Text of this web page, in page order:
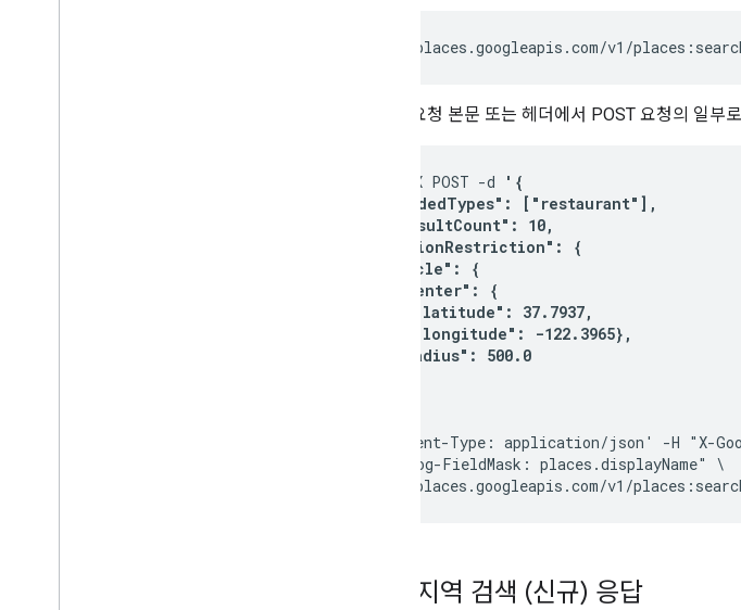
https://places.googleapis.com/v1/
JSON 요청 본문 또는 헤더에서 POST 요청의 일
curl -X POST -d
'{
  "includedTypes": ["restaurant"],
  "maxResultCount": 10,
  "locationRestriction": {
    "circle": {
      "center": {
        "latitude": 37.7937,
        "longitude": -122.3965},
      "radius": 500.0
-H 'Content-Type: application/json' -H "X-
-H "X-Goog-FieldMask: places.displayName" \
주변 지역 검색 (신규) 응답